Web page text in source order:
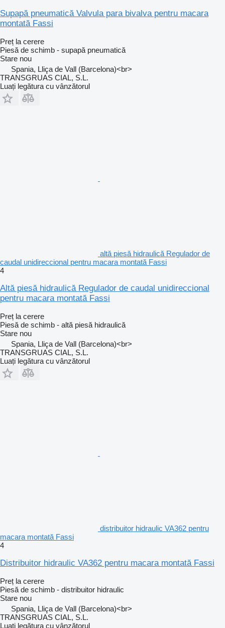
Supapă pneumatică Valvula para bivalva pentru macara
montată Fassi
Preț la cerere
Piesă de schimb - supapă pneumatică
Stare nou
Spania, Lliça de Vall (Barcelona)<br>
TRANSGRUAS CIAL, S.L.
Luați legătura cu vânzătorul
altă piesă hidraulică Regulador de
caudal unidireccional pentru macara montată Fassi
4
Altă piesă hidraulică Regulador de caudal unidireccional
pentru macara montată Fassi
Preț la cerere
Piesă de schimb - altă piesă hidraulică
Stare nou
Spania, Lliça de Vall (Barcelona)<br>
TRANSGRUAS CIAL, S.L.
Luați legătura cu vânzătorul
distribuitor hidraulic VA362 pentru
macara montată Fassi
4
Distribuitor hidraulic VA362 pentru macara montată Fassi
Preț la cerere
Piesă de schimb - distribuitor hidraulic
Stare nou
Spania, Lliça de Vall (Barcelona)<br>
TRANSGRUAS CIAL, S.L.
Luați legătura cu vânzătorul